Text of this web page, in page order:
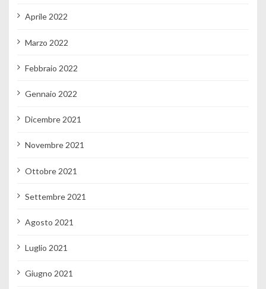
Aprile 2022
Marzo 2022
Febbraio 2022
Gennaio 2022
Dicembre 2021
Novembre 2021
Ottobre 2021
Settembre 2021
Agosto 2021
Luglio 2021
Giugno 2021